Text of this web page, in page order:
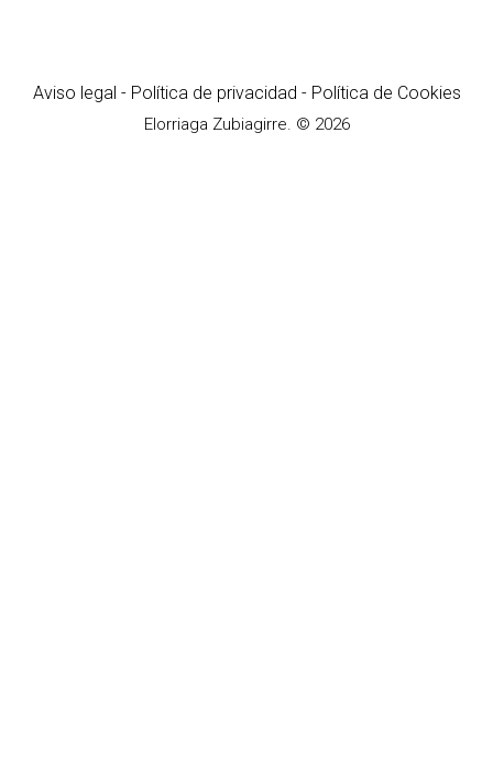
Aviso legal - Política de privacidad - Política de Cookies
Elorriaga Zubiagirre. © 2026